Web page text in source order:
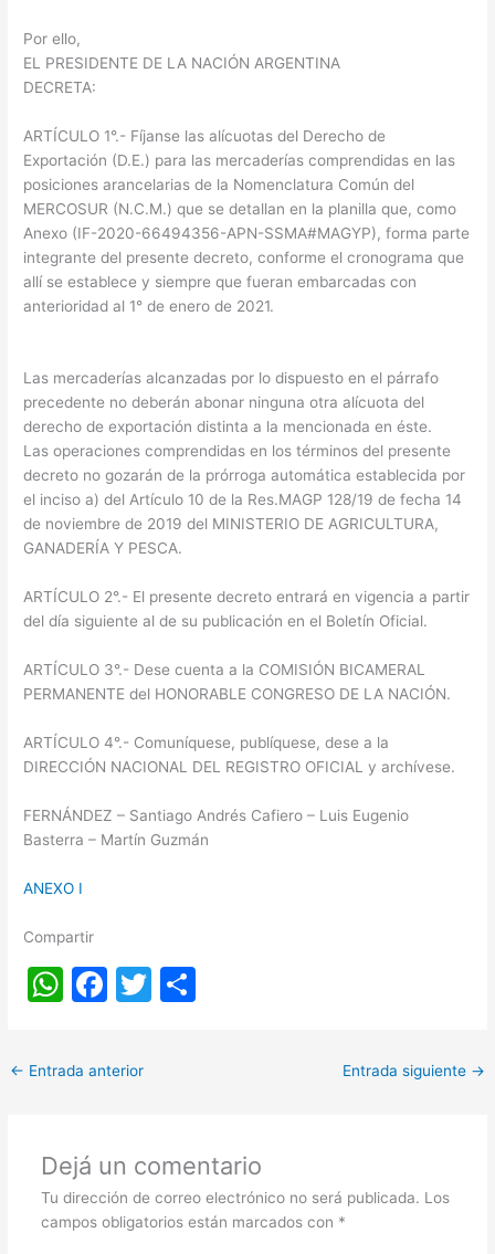
Por ello,
EL PRESIDENTE DE LA NACIÓN ARGENTINA
DECRETA:
ARTÍCULO 1°.- Fíjanse las alícuotas del Derecho de
Exportación (D.E.) para las mercaderías comprendidas en las
posiciones arancelarias de la Nomenclatura Común del
MERCOSUR (N.C.M.) que se detallan en la planilla que, como
Anexo (IF-2020-66494356-APN-SSMA#MAGYP), forma parte
integrante del presente decreto, conforme el cronograma que
allí se establece y siempre que fueran embarcadas con
anterioridad al 1° de enero de 2021.
Las mercaderías alcanzadas por lo dispuesto en el párrafo
precedente no deberán abonar ninguna otra alícuota del
derecho de exportación distinta a la mencionada en éste.
Las operaciones comprendidas en los términos del presente
decreto no gozarán de la prórroga automática establecida por
el inciso a) del Artículo 10 de la Res.MAGP 128/19 de fecha 14
de noviembre de 2019 del MINISTERIO DE AGRICULTURA,
GANADERÍA Y PESCA.
ARTÍCULO 2°.- El presente decreto entrará en vigencia a partir
del día siguiente al de su publicación en el Boletín Oficial.
ARTÍCULO 3°.- Dese cuenta a la COMISIÓN BICAMERAL
PERMANENTE del HONORABLE CONGRESO DE LA NACIÓN.
ARTÍCULO 4°.- Comuníquese, publíquese, dese a la
DIRECCIÓN NACIONAL DEL REGISTRO OFICIAL y archívese.
FERNÁNDEZ – Santiago Andrés Cafiero – Luis Eugenio
Basterra – Martín Guzmán
ANEXO I
Compartir
W
at
s
p
p
F
c
e
o
o
k
T
← Entrada anterior Entrada siguiente →
Dejá un comentario
Tu dirección de correo electrónico no será publicada. Los
campos obligatorios están marcados con *